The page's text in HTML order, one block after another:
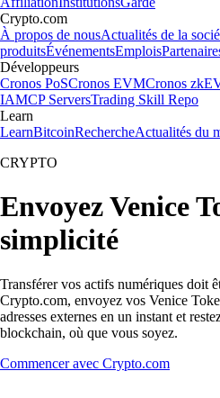
Crypto.com
À propos de nousActualités de la
produitsÉvénementsEmplois
Développeurs
Cronos PoSCronos EVMCronos
IAMCP ServersTrading Skill Repo
Learn
LearnBitcoinRechercheActualités du
CRYPTO
Envoyez Venice
simplicité
Transférer vos actifs numériques doit
Crypto.com, envoyez vos Venice
adresses externes en un instant et
blockchain, où que vous soyez.
Commencer avec Crypto.com